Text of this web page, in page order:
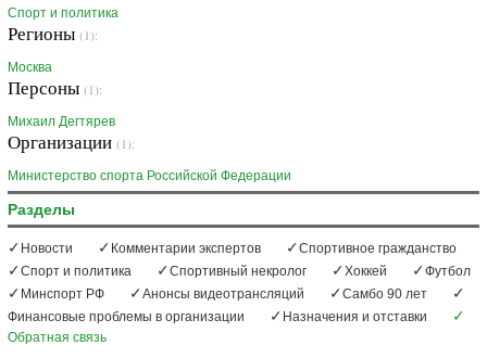
Спорт и политика
Регионы (1):
Москва
Персоны (1):
Михаил Дегтярев
Организации (1):
Министерство спорта Российской Федерации
Разделы
Новости Комментарии экспертов
Спортивное гражданство
Спорт и политика
Спортивный некролог Хоккей
Футбол
Минспорт РФ
Анонсы видеотрансляций
Самбо 90 лет
Финансовые проблемы в организации
Назначения и отставки
Обратная связь